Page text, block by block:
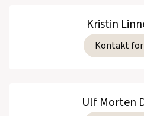
Kristin
Kontakt
Ulf Morten